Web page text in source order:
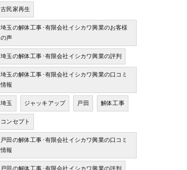
古民家再生
埼玉の解体工事･有限会社イシカワ興業のお客様
の声
埼玉の解体工事･有限会社イシカワ興業の評判
埼玉の解体工事･有限会社イシカワ興業の口コミ
情報
埼玉
ジャッキアップ 戸田
解体工事
コンセプト
戸田の解体工事･有限会社イシカワ興業の口コミ
情報